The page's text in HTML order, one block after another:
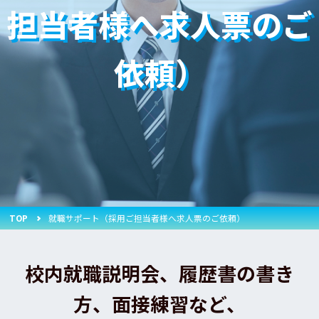
担当者様へ求人票のご
依頼）
TOP 就職サポート（採用ご担当者様へ求人票のご依頼）
校内就職説明会、履歴書の書き
方、面接練習など、